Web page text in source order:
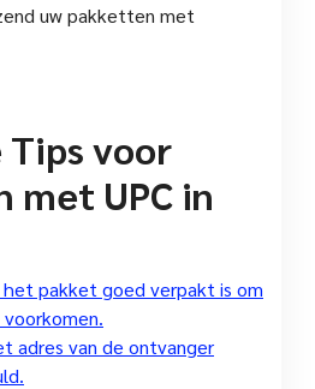
uw pakketten met
Tips voor
met UPC in
pakket goed verpakt is om
adres van de ontvanger